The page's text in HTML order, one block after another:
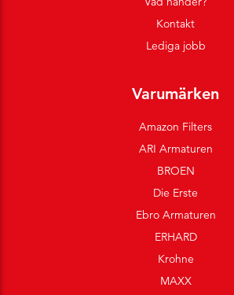
Kontakt
Lediga jobb
Varumärken
Amazon Filters
ARI Armaturen
BROEN
Die Erste
Ebro Armaturen
ERHARD
Krohne
MAXX